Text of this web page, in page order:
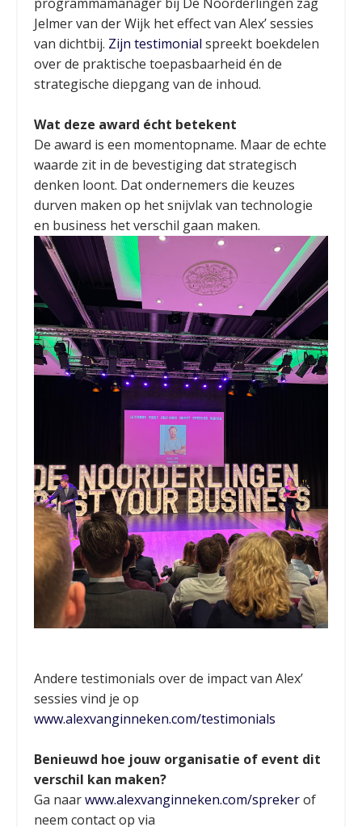
Jelmer van der Wijk het effect van Alex’ sessies
van dichtbij. Zijn testimonial spreekt boekdelen
over de praktische toepasbaarheid én de
strategische diepgang van de inhoud.
Wat deze award écht betekent
De award is een momentopname. Maar de echte
waarde zit in de bevestiging dat strategisch
denken loont. Dat ondernemers die keuzes
durven maken op het snijvlak van technologie
en business het verschil gaan maken.
Andere testimonials over de impact van Alex’
sessies vind je op
www.alexvanginneken.com/testimonials
Benieuwd hoe jouw organisatie of event dit
verschil kan maken?
Ga naarwww.alexvanginneken.com/sprekerof
neem contact op via